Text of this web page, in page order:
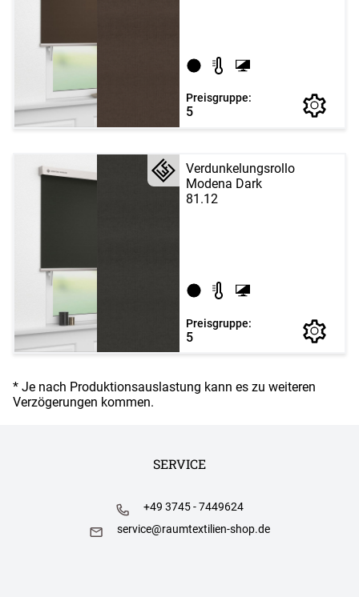
Preisgruppe:
5
Verdunkelungsrollo
Modena Dark
81.12
Preisgruppe:
5
* Je nach Produktionsauslastung kann es zu weiteren
Verzögerungen kommen.
SERVICE
+49 3745 - 7449624
service@raumtextilien-shop.de